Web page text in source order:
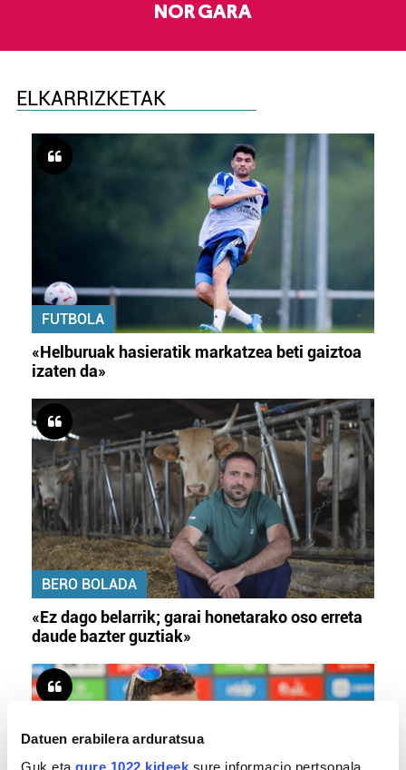
Datuen erabilera arduratsua
Guk eta gure 1022 kideek sure informacio pertsonala,
NOR GARA
ELKARRIZKETAK
FUTBOLA
«Helburuak hasieratik markatzea beti gaiztoa
izaten da»
BERO BOLADA
«Ez dago belarrik; garai honetarako oso erreta
daude bazter guztiak»